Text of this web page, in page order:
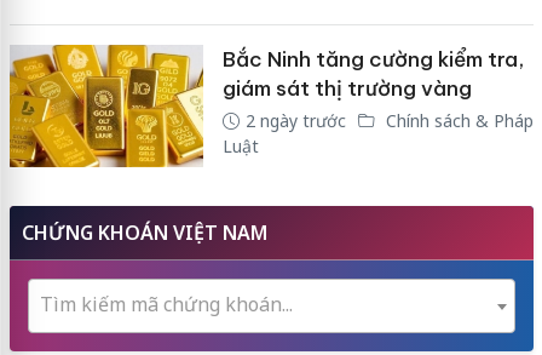
Bắc Ninh tăng cường kiểm tra,
giám sát thị trường vàng
2 ngày trước
Chính sách & Pháp
Luật
CHỨNG KHOÁN VIỆT NAM
Tìm kiếm mã chứng khoán...